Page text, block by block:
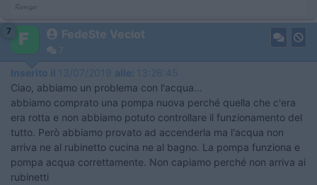
𝓡𝓮𝓷𝔃𝓸
7 FedeSte Veciot
7
Inserito il 13/07/2019 alle: 13:26:45
Ciao, abbiamo un problema con l'acqua...
abbiamo comprato una pompa nuova perché quella che c'era
era rotta e non abbiamo potuto controllare il funzionamento del
tutto. Però abbiamo provato ad accenderla ma l'acqua non
arriva ne al rubinetto cucina ne al bagno. La pompa funziona e
pompa acqua correttamente. Non capiamo perché non arriva ai
rubinetti